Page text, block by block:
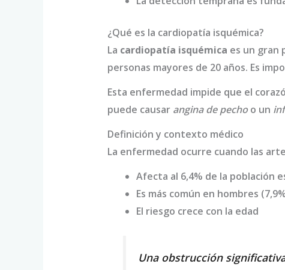
¿Qué es la cardiopatía isquémica?
La cardiopatía isquémica es un gran
personas mayores de 20 años. Es
Esta enfermedad impide que el
puede causar angina de pechoo un
Definición y contexto médico
La enfermedad ocurre cuando las
Afecta al 6,4% de la población
Es más común en hombres
El riesgo crece con la edad
Una obstrucción